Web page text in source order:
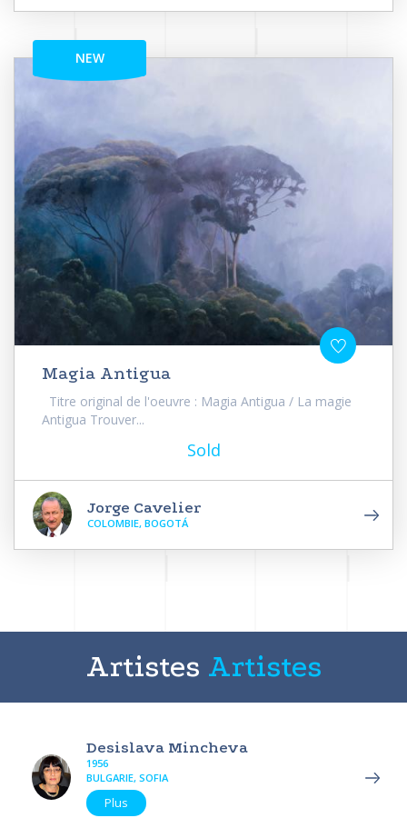
NEW
Magia Antigua
Titre original de l'oeuvre : Magia Antigua / La magie
Antigua Trouver...
Sold
Jorge Cavelier
COLOMBIE, BOGOTÁ
Artistes Artistes
Desislava Mincheva
1956
BULGARIE, SOFIA
Plus